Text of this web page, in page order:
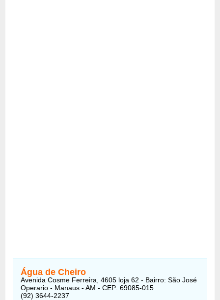
Água de Cheiro
Avenida Cosme Ferreira, 4605 loja 62 - Bairro: São José
Operario - Manaus - AM - CEP: 69085-015
(92) 3644-2237